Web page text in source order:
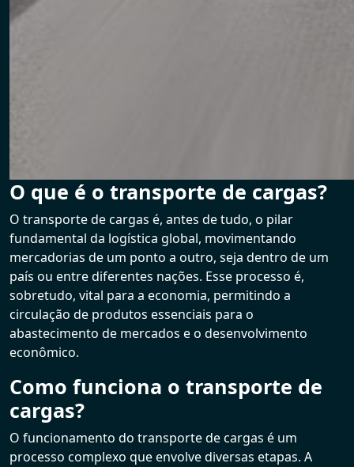
O que é o transporte de cargas?
O transporte de cargas é, antes de tudo, o pilar
fundamental da logística global, movimentando
mercadorias de um ponto a outro, seja dentro de um
país ou entre diferentes nações. Esse processo é,
sobretudo, vital para a economia, permitindo a
circulação de produtos essenciais para o
abastecimento de mercados e o desenvolvimento
econômico.
Como funciona o transporte de
cargas?
O funcionamento do transporte de cargas é um
processo complexo que envolve diversas etapas. A